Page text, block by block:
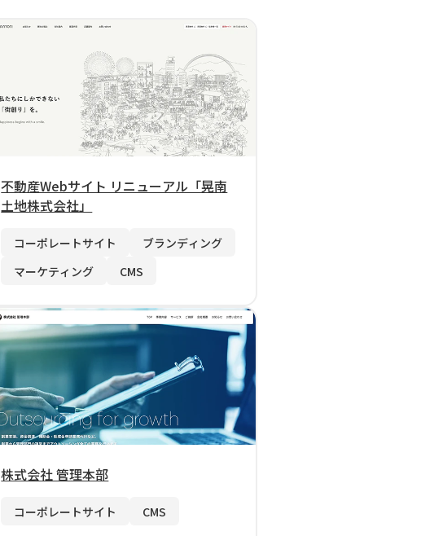
不動産Webサイト リニューアル「晃南
土地株式会社」
コーポレートサイト
ブランディング
マーケティング
CMS
株式会社 管理本部
コーポレートサイト CMS